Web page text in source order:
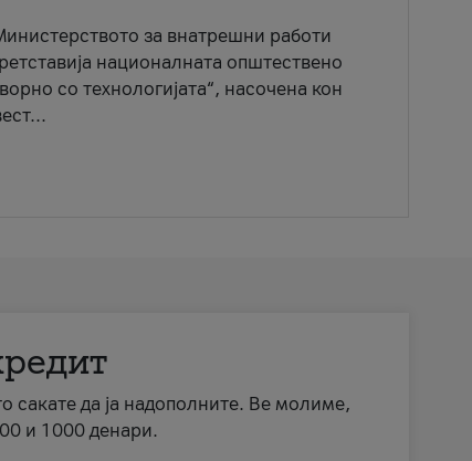
за внатрешни работи
националната општествено
со технологијата“, насочена кон
сакате да ја надополните. Ве молиме,
и 1000 денари.